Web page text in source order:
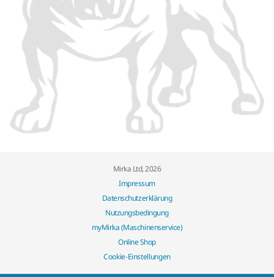
Mirka Ltd, 2026
Impressum
Datenschutzerklärung
Nutzungsbedingung
myMirka (Maschinenservice)
Online Shop
Cookie-Einstellungen